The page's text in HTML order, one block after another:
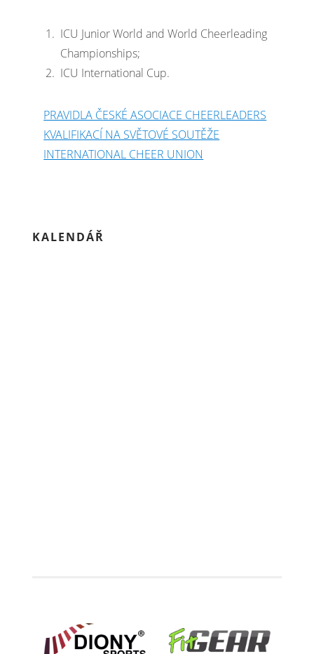
ICU Junior World and World Cheerleading
Championships;
ICU International Cup.
PRAVIDLA ČESKÉ ASOCIACE CHEERLEADERS
KVALIFIKACÍ NA SVĚTOVÉ SOUTĚŽE
INTERNATIONAL CHEER UNION
KALENDÁŘ